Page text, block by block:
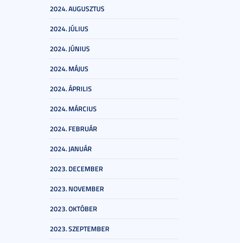
2024. AUGUSZTUS
2024. JÚLIUS
2024. JÚNIUS
2024. MÁJUS
2024. ÁPRILIS
2024. MÁRCIUS
2024. FEBRUÁR
2024. JANUÁR
2023. DECEMBER
2023. NOVEMBER
2023. OKTÓBER
2023. SZEPTEMBER